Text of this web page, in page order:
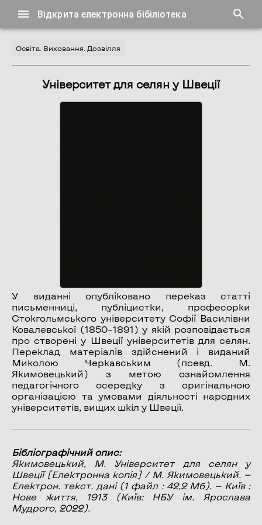
Відкрита електронна бібіліотека
Освіта. Виховання. Дозвілля
Університет для селян у Швеції
У виданні опубліковано переказ статті
письменниці, публіцистки, професорки
Стокгольмського університету Софії Василівни
Ковалевської (1850–1891) у якій розповідається
про створені у Швеції університетів для селян.
Переклад матеріалів здійснений і виданий
Миколою Черкавським (псевд. М.
Якимовецький) з метою ознайомлення
педагогічного осередку з оригінальною
організацією та умовами діяльності народних
університетів, вищих шкіл у Швеції.
Бібліографічний опис:
Якимовецький, М. Університет для селян у
Швеції[Електронна копія] / М. Якимовецький. —
Електрон. текст. дані (1 файл : 42,2 Мб). — Київ :
Нове життя, 1913 (Київ: НБУ ім. Ярослава
Мудрого, 2022).